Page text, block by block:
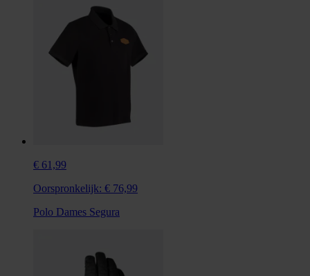
€ 61,99
Oorspronkelijk: € 76,99
Polo Dames Segura